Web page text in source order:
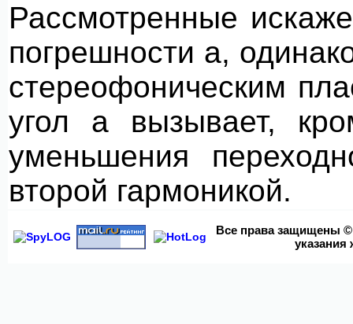
Рассмотренные
погрешности а,
стереофоническим
угол а вызывает,
уменьшения
второй гармоникой.
Все правазащищены ©